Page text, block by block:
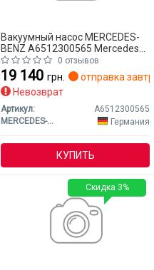
Вакуумный насос MERCEDES-
BENZ A6512300565 Mercedes
W205 (CLASS-C)0 отзывов
19 140 грн.
отправка
Невозврат
Артикул:
A6512300565
MERCEDES-BENZ
Германия
КУПИТЬ
Скидка 3%